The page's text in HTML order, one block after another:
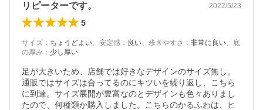
リピーターです。 2022/5/23
5
サイズ ： ちょうどよい、 安定感 ： 良い、 歩きやすさ ： 非常に良い、 底
の厚み ： 少し厚い
足が大きいため、店舗では好きなデザインのサイズ無し。
通販ではサイズは合ってるのにキツいを繰り返し、こちら
に到達。サイズ展開が豊富なのとデザインも色々ありまし
たので、何種類か購入しました。こちらのかるふわは、ヒ